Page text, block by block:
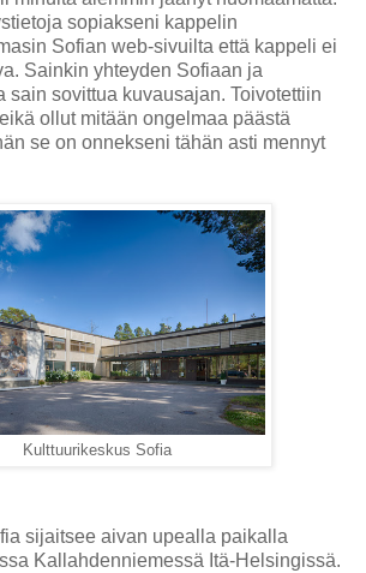
sopiakseni kappelin
Sofian web-sivuilta että kappeli ei
Sainkin yhteyden Sofiaan ja
sain sovittua kuvausajan. Toivotettiin
ollut mitään ongelmaa päästä
se on onnekseni tähän asti mennyt
Kulttuurikeskus Sofia
sijaitsee aivan upealla paikalla
Kallahdenniemessä Itä-Helsingissä.